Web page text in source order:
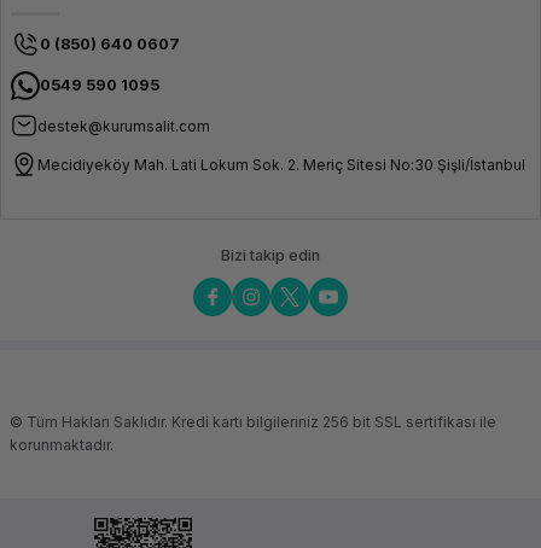
0 (850) 640 0607
0549 590 1095
destek@kurumsalit.com
Mecidiyeköy Mah. Lati Lokum Sok. 2. Meriç Sitesi No:30 Şişli/İstanbul
Bizi takip edin
© Tüm Hakları Saklıdır. Kredi kartı bilgileriniz 256 bit SSL sertifikası ile
korunmaktadır.